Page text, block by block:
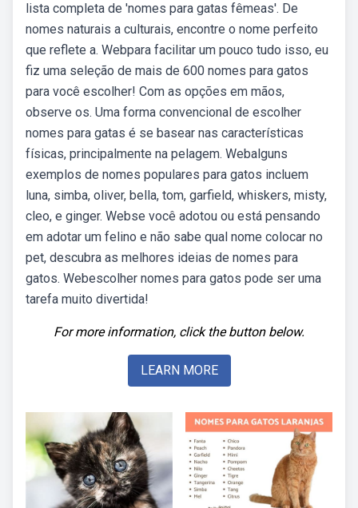
lista completa de 'nomes para gatas fêmeas'. De
nomes naturais a culturais, encontre o nome perfeito
que reflete a. Webpara facilitar um pouco tudo isso, eu
fiz uma seleção de mais de 600 nomes para gatos
para você escolher! Com as opções em mãos,
observe os. Uma forma convencional de escolher
nomes para gatas é se basear nas características
físicas, principalmente na pelagem. Webalguns
exemplos de nomes populares para gatos incluem
luna, simba, oliver, bella, tom, garfield, whiskers, misty,
cleo, e ginger. Webse você adotou ou está pensando
em adotar um felino e não sabe qual nome colocar no
pet, descubra as melhores ideias de nomes para
gatos. Webescolher nomes para gatos pode ser uma
tarefa muito divertida!
For more information, click the button below.
LEARN MORE